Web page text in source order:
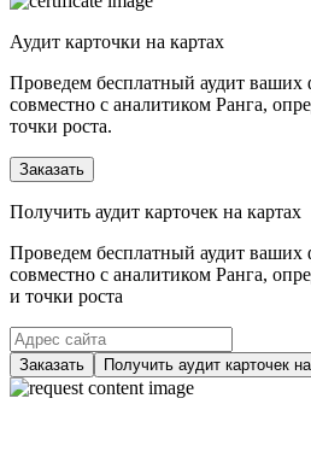
Аудит карточки на картах
Проведем бесплатный аудит ваших
совместно с аналитиком Ранга,
точки роста.
Заказать
Получить аудит карточек на картах
Проведем бесплатный аудит ваших
совместно с аналитиком Ранга,
и точки роста
Заказать Получить аудит карточек